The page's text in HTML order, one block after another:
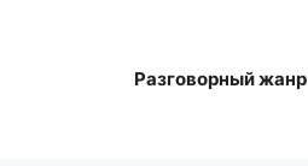
Разговорный жанр